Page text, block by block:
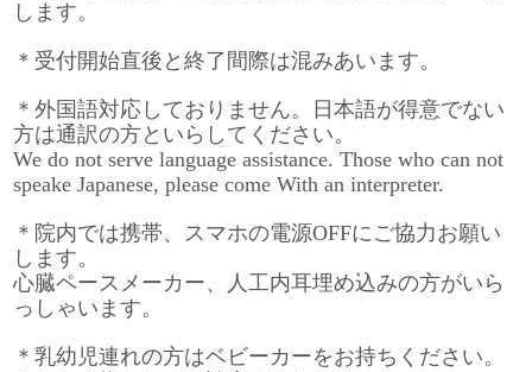
します。
＊受付開始直後と終了間際は混みあいます。
＊外国語対応しておりません。日本語が得意でない
方は通訳の方といらしてください。
We do not serve language assistance. Those who can not
speake Japanese, please come With an interpreter.
＊院内では携帯、スマホの電源OFFにご協力お願い
します。
心臓ペースメーカー、人工内耳埋め込みの方がいら
っしゃいます。
＊乳幼児連れの方はベビーカーをお持ちください。